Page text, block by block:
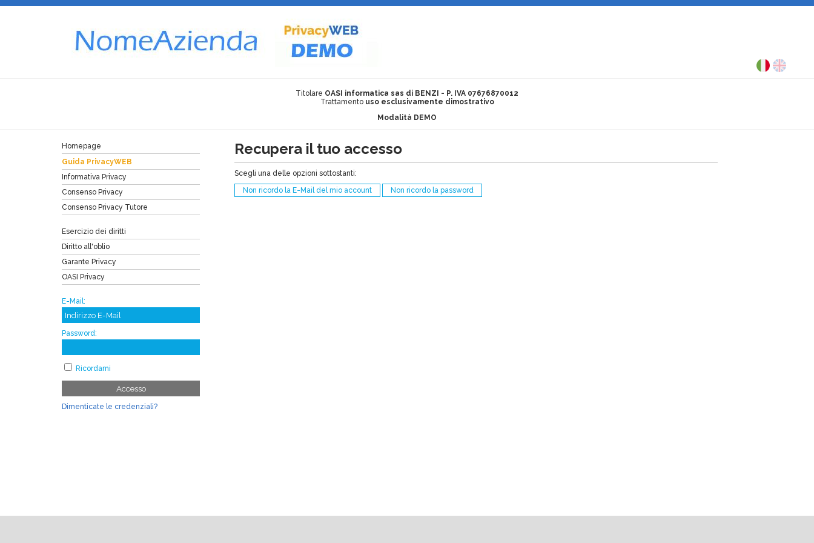
Titolare OASI informatica sas di BENZI - P. IVA 07676870012
Trattamento uso esclusivamente dimostrativo
Modalità DEMO
Homepage
Guida PrivacyWEB
Informativa Privacy
Consenso Privacy
Consenso Privacy Tutore
Esercizio dei diritti
Diritto all'oblio
Garante Privacy
OASI Privacy
E-Mail:
Password:
Ricordami
Accesso
Dimenticate le credenziali?
Recupera il tuo accesso
Scegli una delle opzioni sottostanti:
Non ricordo la E-Mail del mio account
Non ricordo la password